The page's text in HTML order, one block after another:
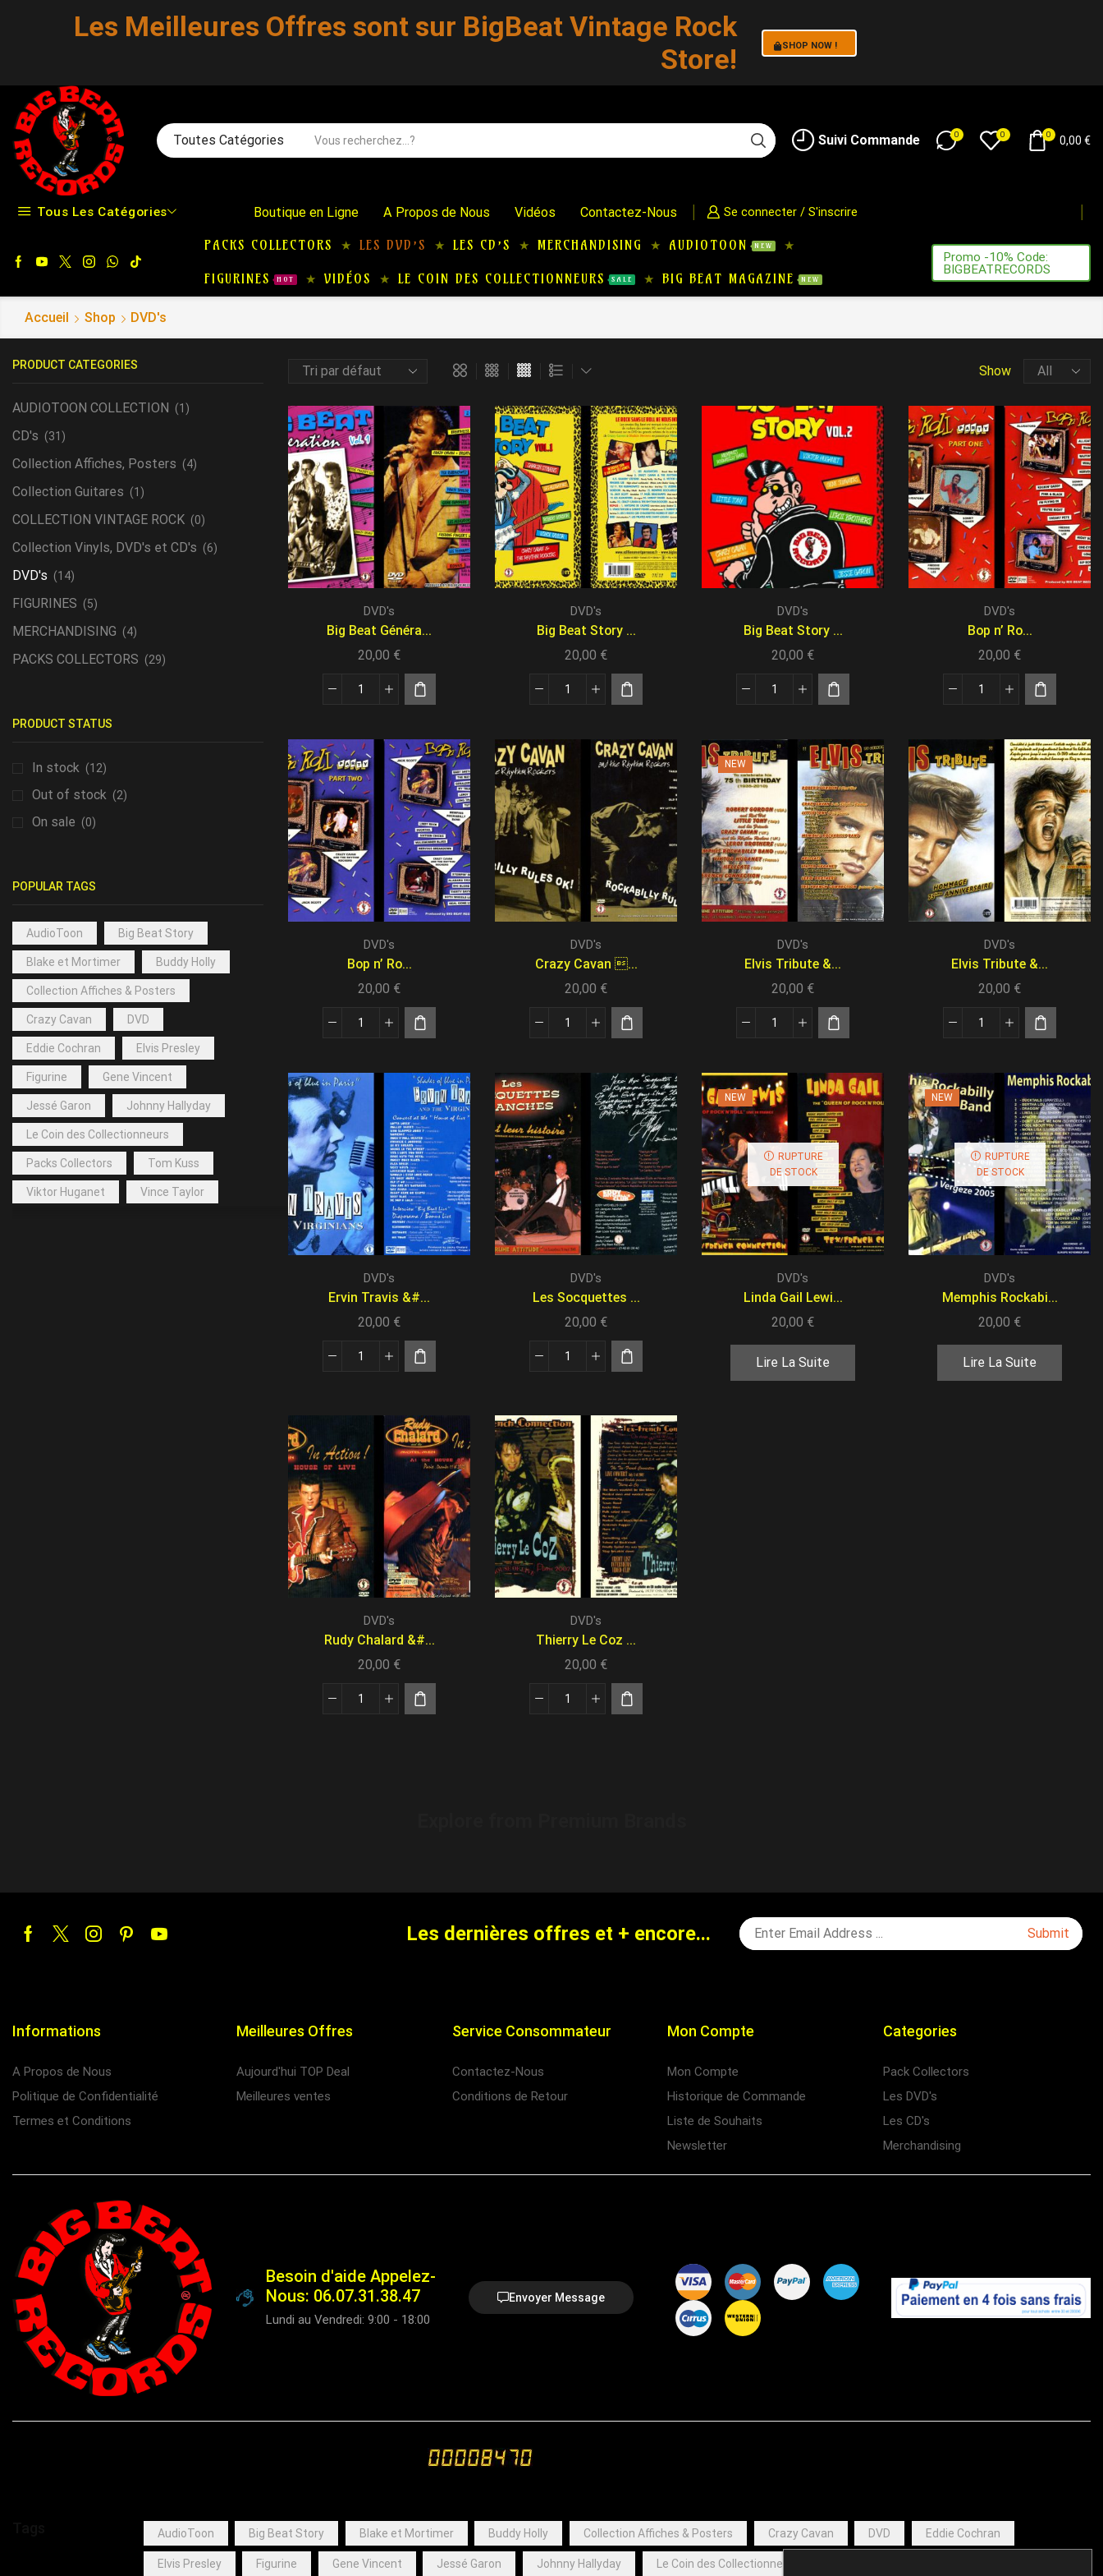
Les Meilleures Offres sont sur BigBeat Vintage Rock
Store!
SHOP NOW !
Toutes Catégories Suivi Commande 0 0 0 0,00 €
Tous Les Catégories Boutique en Ligne A Propos de Nous Vidéos Contactez-Nous Se connecter / S'inscrire
PACKS COLLECTORS LES DVD’S LES CD’S MERCHANDISING AUDIOTOON NEW
FIGURINES HOT VIDÉOS LE COIN DES COLLECTIONNEURS SALE BIG BEAT MAGAZINE NEW
Promo -10% Code:
BIGBEATRECORDS
Accueil Shop DVD's
Show
DVD's
Big Beat Généra...
20,00 €
DVD's
Big Beat Story ...
20,00 €
DVD's
Big Beat Story ...
20,00 €
DVD's
Bop n’ Ro...
20,00 €
DVD's
Bop n’ Ro...
20,00 €
DVD's
Crazy Cavan ...
20,00 €
NEW
DVD's
Elvis Tribute &...
20,00 €
DVD's
Elvis Tribute &...
20,00 €
DVD's
Ervin Travis &#...
20,00 €
DVD's
Les Socquettes ...
20,00 €
NEW
RUPTURE
DE STOCK
DVD's
Linda Gail Lewi...
20,00 €
Lire La Suite
NEW
RUPTURE
DE STOCK
DVD's
Memphis Rockabi...
20,00 €
Lire La Suite
DVD's
Rudy Chalard &#...
20,00 €
DVD's
Thierry Le Coz ...
20,00 €
PRODUCT CATEGORIES
AUDIOTOON COLLECTION (1)
CD's (31)
Collection Affiches, Posters (4)
Collection Guitares (1)
COLLECTION VINTAGE ROCK (0)
Collection Vinyls, DVD's et CD's (6)
DVD's (14)
FIGURINES (5)
MERCHANDISING (4)
PACKS COLLECTORS (29)
PRODUCT STATUS
In stock (12)
Out of stock (2)
On sale (0)
POPULAR TAGS
AudioToon Big Beat Story
Blake et Mortimer Buddy Holly
Collection Affiches & Posters
Crazy Cavan DVD
Eddie Cochran Elvis Presley
Figurine Gene Vincent
Jessé Garon Johnny Hallyday
Le Coin des Collectionneurs
Packs Collectors Tom Kuss
Viktor Huganet Vince Taylor
Les dernières offres et + encore...
Informations
A Propos de Nous
Politique de Confidentialité
Termes et Conditions
Meilleures Offres
Aujourd'hui TOP Deal
Meilleures ventes
Service Consommateur
Contactez-Nous
Conditions de Retour
Mon Compte
Mon Compte
Historique de Commande
Liste de Souhaits
Newsletter
Categories
Pack Collectors
Les DVD's
Les CD's
Merchandising
Besoin d'aideAppelez-
Nous: 06.07.31.38.47
Lundi au Vendredi: 9:00 - 18:00
Envoyer Message
AudioToon Big Beat Story Blake et Mortimer Buddy Holly Collection Affiches & Posters Crazy Cavan DVD Eddie Cochran
Elvis Presley Figurine Gene Vincent Jessé Garon Johnny Hallyday Le Coin des Collectionneurs